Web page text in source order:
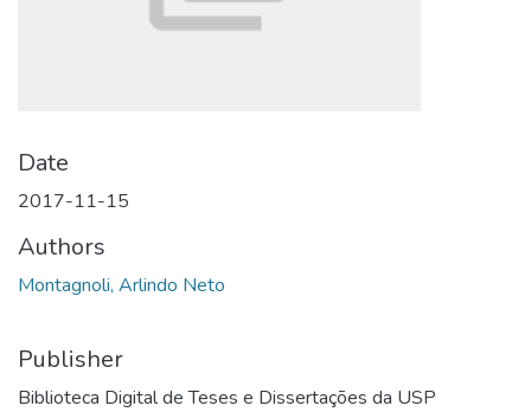
Date
2017-11-15
Authors
Montagnoli, Arlindo Neto
Publisher
Biblioteca Digital de Teses e Dissertações da USP